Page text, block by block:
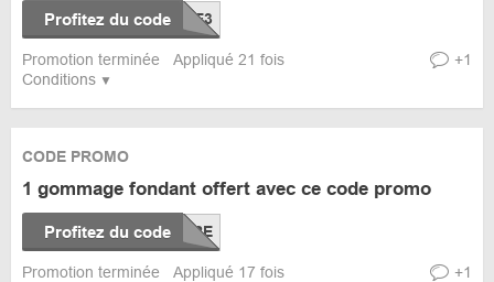
Conditions
Profitez du code
Promotion terminée Appliqué 21 fois +1
CODE PROMO
1 gommage fondant offert avec ce code promo
Profitez du code
Promotion terminée Appliqué 17 fois +1